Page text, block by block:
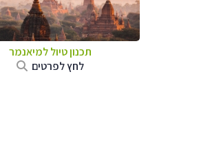
תכנון טיוללמיאנמר
לחץ לפרטים